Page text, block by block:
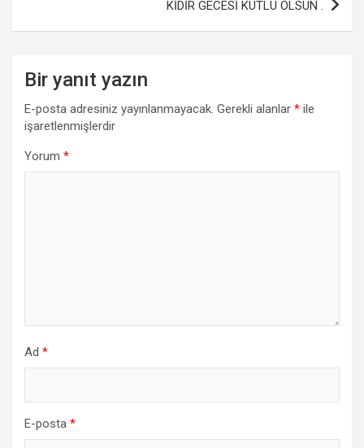
KİDİR GECESİ KUTLU OLSUN .
Bir yanıt yazın
E-posta adresiniz yayınlanmayacak. Gerekli alanlar * ile
işaretlenmişlerdir
Yorum *
Ad *
E-posta *